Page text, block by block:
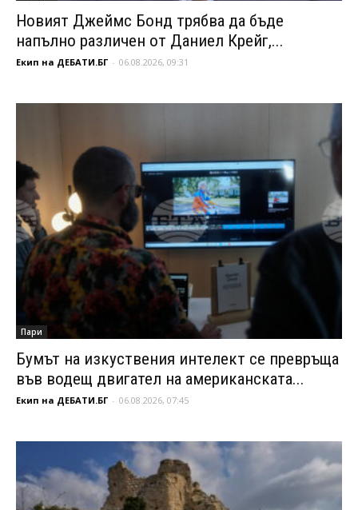
Новият Джеймс Бонд трябва да бъде
напълно различен от Даниел Крейг,...
Екип на ДЕБАТИ.БГ - 06.08.2026, 09:31
Пари
Бумът на изкуствения интелект се превръща
във водещ двигател на американската...
Екип на ДЕБАТИ.БГ - 06.08.2026, 07:45